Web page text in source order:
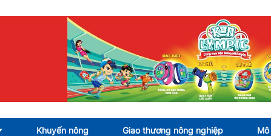
Khuyến nông Giao thương nông nghiệp